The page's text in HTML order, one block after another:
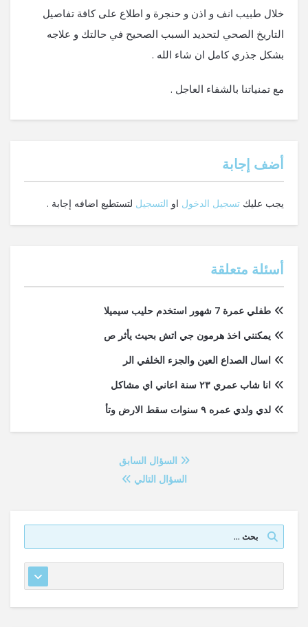
خلال طبيب انف و اذن و حنجرة و اطلاع على كافة تفاصيل
التاريخ الصحي لتحديد السبب الصحيح في حالتك و علاجه
بشكل جذري كامل ان شاء الله .
مع تمنياتنا بالشفاء العاجل .
‫أضف إجابة
يجب عليك تسجيل الدخول او التسجيل لتستطيع اضافه إجابة .
أسئلة متعلقة
طفلي عمرة 7 شهور استخدم حليب سيميلا
يمكنني اخذ هرمون جي اتش بحيث يأثر ص
اسال الصداع العين والجزء الخلفي الر
انا شاب عمري ٢٣ سنة اعاني اي مشاكل
لدي ولدي عمره ٩ سنوات سقط الارض وتأ
السؤال السابق
السؤال التالي